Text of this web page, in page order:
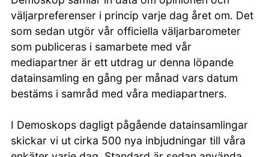
väljarpreferenser i princip varje dag året om. Det
som sedan utgör vår officiella väljarbarometer
som publiceras i samarbete med vår
mediapartner är ett utdrag ur denna löpande
datainsamling en gång per månad vars datum
bestäms i samråd med våra mediapartners.
I Demoskops dagligt pågående datainsamlingar
skickar vi ut cirka 500 nya inbjudningar till våra